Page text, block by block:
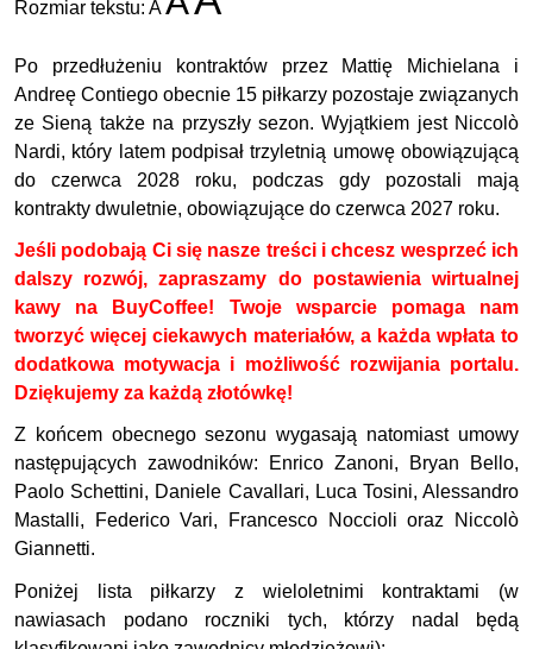
Rozmiar tekstu: A
Po przedłużeniu kontraktów przez Mattię Michielana i
Andreę Contiego obecnie 15 piłkarzy pozostaje związanych
ze Sieną także na przyszły sezon. Wyjątkiem jest Niccolò
Nardi, który latem podpisał trzyletnią umowę obowiązującą
do czerwca 2028 roku, podczas gdy pozostali mają
kontrakty dwuletnie, obowiązujące do czerwca 2027 roku.
Jeśli podobają Ci się nasze treści i chcesz wesprzeć ich
dalszy rozwój, zapraszamy do postawienia wirtualnej
kawy na BuyCoffee! Twoje wsparcie pomaga nam
tworzyć więcej ciekawych materiałów, a każda wpłata to
dodatkowa motywacja i możliwość rozwijania portalu.
Dziękujemy za każdą złotówkę!
Z końcem obecnego sezonu wygasają natomiast umowy
następujących zawodników: Enrico Zanoni, Bryan Bello,
Paolo Schettini, Daniele Cavallari, Luca Tosini, Alessandro
Mastalli, Federico Vari, Francesco Noccioli oraz Niccolò
Giannetti.
Poniżej lista piłkarzy z wieloletnimi kontraktami (w
nawiasach podano roczniki tych, którzy nadal będą